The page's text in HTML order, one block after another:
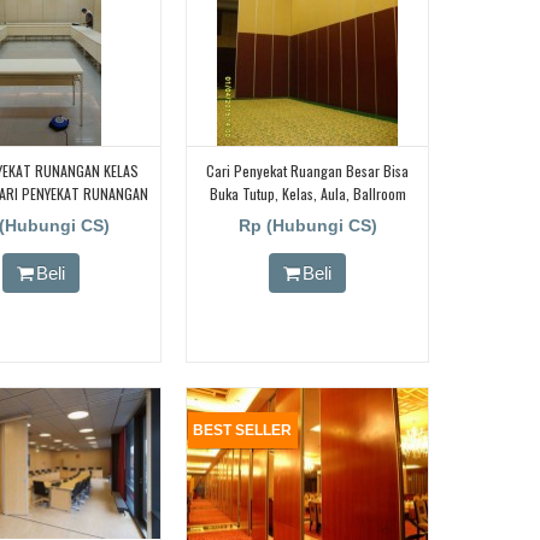
RUNANGAN KELAS
PENYEKAT RUNANGAN
CARI PENYEKAT
KELAS BIMBEL DAERAH
BANDUNG
CS)
Beli
Cari Penyekat Ruangan Besar Bisa
Buka Tutup, Kelas, Aula, Ballroom
Rp (Hubungi CS)
Beli
BEST SELLER